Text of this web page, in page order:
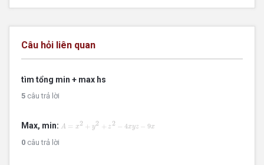
Câu hỏi liên quan
tìm tổng min + max hs
5 câu trả lời
Max, min: A = x2 + y2 + z 2 − 4xyz − 9x
+y z2 xy
0 câu trả lời